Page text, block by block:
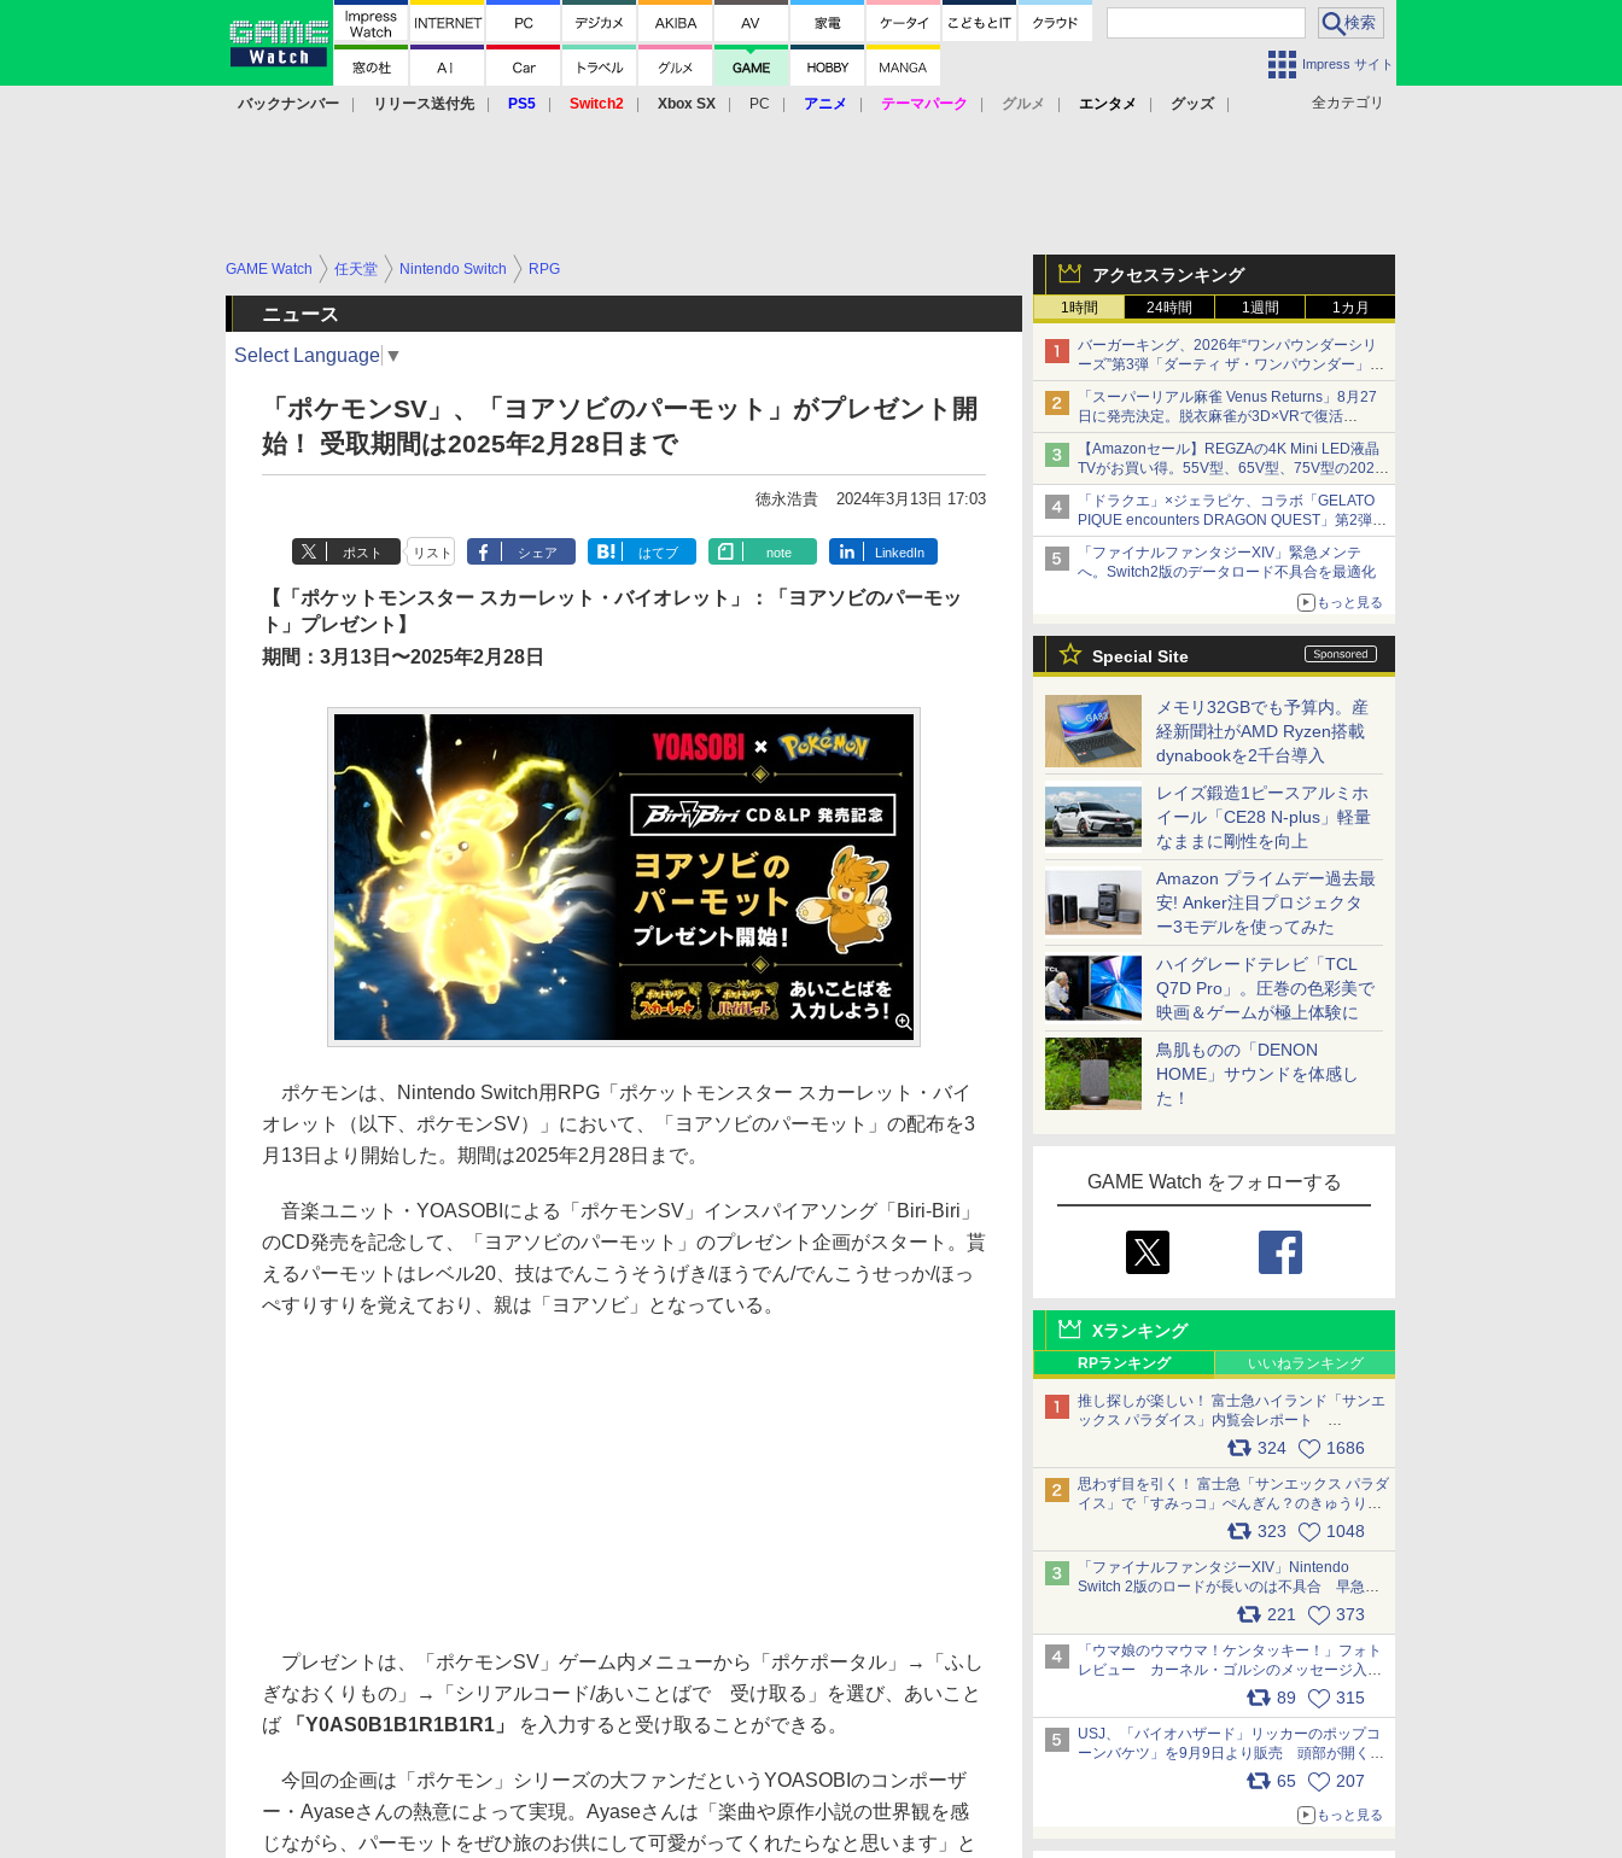
Impress サイト
全カテゴリ
バックナンバー リリース送付先 PS5 Switch2 Xbox SX PC アニメ テーマパーク グルメ エンタメ
グッズ
アクセスランキング
1時間 24時間 1週間 1カ月
バーガーキング、2026年“ワンパウンダーシリ
ーズ”第3弾「ダーティ ザ・ワンパウンダー」を
8月7日発売
「特製ガーリックマヨソース」を使用した超大
型チーズバーガー
「スーパーリアル麻雀 Venus Returns」8月27
日に発売決定。脱衣麻雀が3D×VRで復活
発売から2週間は20%オフになるセールが実施
【Amazonセール】REGZAの4K Mini LED液晶
TVがお買い得。55V型、65V型、75V型の2026
年モデルがラインナップ
「ドラクエ」×ジェラピケ、コラボ「GELATO
PIQUE encounters DRAGON QUEST」第2弾が
本日発売
アイスカップに入ったスライムやわたぼう、ベ
ビーサタンなどがオリジナルアートで登場
「ファイナルファンタジーXIV」緊急メンテ
へ。Switch2版のデータロード不具合を最適化
もっと見る
Special Site
メモリ32GBでも予算内。産
経新聞社がAMD Ryzen搭載
dynabookを2千台導入
レイズ鍛造1ピースアルミホ
イール「CE28 N-plus」軽量
なままに剛性を向上
Amazon プライムデー過去最
安! Anker注目プロジェクタ
ー3モデルを使ってみた
ハイグレードテレビ「TCL
Q7D Pro」。圧巻の色彩美で
映画＆ゲームが極上体験に
鳥肌ものの「DENON
HOME」サウンドを体感し
た！
GAME Watch をフォローする
Xランキング
RPランキング いいねランキング
推し探しが楽しい！ 富士急ハイランド「サンエ
ックス パラダイス」内覧会レポート
324 1686
思わず目を引く！ 富士急「サンエックス パラダ
イス」で「すみっコ」ぺんぎん？のきゅうりド
ッグを食べてみた イラストそのままのメニュ
ー化に挑戦。これが意外にもおいしい
pic.x.com/Kgl04hZaeg
323 1048
「ファイナルファンタジーXIV」Nintendo
Switch 2版のロードが長いのは不具合 早急に
アップデートできるよう対応中221 373
「ウマ娘のウマウマ！ケンタッキー！」フォト
レビュー カーネル・ゴルシのメッセージ入り
パッケージや描き下ろしトレカなどが登場
89 315
USJ、「バイオハザード」リッカーのポップコ
ーンバケツ」を9月9日より販売 頭部が開く仕
組み。味は恐怖を堪のう「味噌フレーバー」
65 207
もっと見る
GAME Watch 任天堂 Nintendo Switch RPG
ニュース
Select Language ▼
「ポケモンSV」、「ヨアソビのパーモット」がプレゼント開
始！ 受取期間は2025年2月28日まで
徳永浩貴 2024年3月13日 17:03
ポスト リスト シェア はてブ note LinkedIn
【「ポケットモンスター スカーレット・バイオレット」：「ヨアソビのパーモッ
ト」プレゼント】
期間：3月13日〜2025年2月28日
ポケモンは、Nintendo Switch用RPG「ポケットモンスター スカーレット・バイ
オレット（以下、ポケモンSV）」において、「ヨアソビのパーモット」の配布を3
月13日より開始した。期間は2025年2月28日まで。
音楽ユニット・YOASOBIによる「ポケモンSV」インスパイアソング「Biri-Biri」
のCD発売を記念して、「ヨアソビのパーモット」のプレゼント企画がスタート。貰
えるパーモットはレベル20、技はでんこうそうげき/ほうでん/でんこうせっか/ほっ
ぺすりすりを覚えており、親は「ヨアソビ」となっている。
プレゼントは、「ポケモンSV」ゲーム内メニューから「ポケポータル」→「ふし
ぎなおくりもの」→「シリアルコード/あいことばで 受け取る」を選び、あいこと
ば 「Y0AS0B1B1R1B1R1」 を入力すると受け取ることができる。
今回の企画は「ポケモン」シリーズの大ファンだというYOASOBIのコンポーザ
ー・Ayaseさんの熱意によって実現。Ayaseさんは「楽曲や原作小説の世界観を感
じながら、パーモットをぜひ旅のお供にして可愛がってくれたらなと思います」と